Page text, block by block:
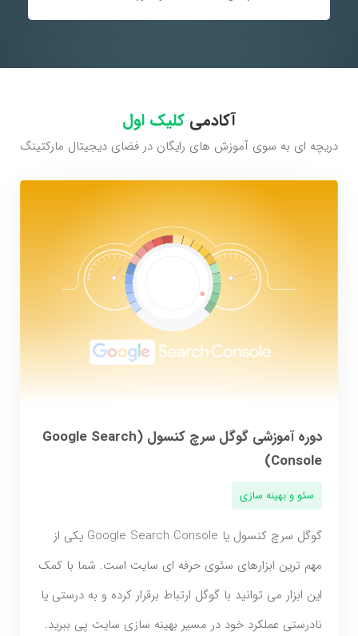
آکادمی کلیک اول
دریچه ای به سوی آموزش های رایگان در فضای دیجیتال مارکتینگ
دوره آموزشی گوگل سرچ کنسول (Google Search
Console)
سئو و بهینه سازی
گوگل سرچ کنسول یا Google Search Console یکی از
مهم ترین ابزارهای سئوی حرفه ای سایت است. شما با کمک
این ابزار می توانید با گوگل ارتباط برقرار کرده و به درستی یا
نادرستی عملکرد خود در مسیر بهینه سازی سایت پی ببرید.